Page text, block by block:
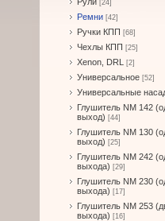
[24]
Ремни [42]
Ручки КПП [68]
Чехлы КПП [25]
Xenon, DRL [2]
Универсальное [52]
Универсальные
Глушитель NM 142
выход) [44]
Глушитель NM 130
выход) [25]
Глушитель NM 242
выхода) [29]
Глушитель NM 230
выхода) [17]
Глушитель NM 253
выхода) [16]